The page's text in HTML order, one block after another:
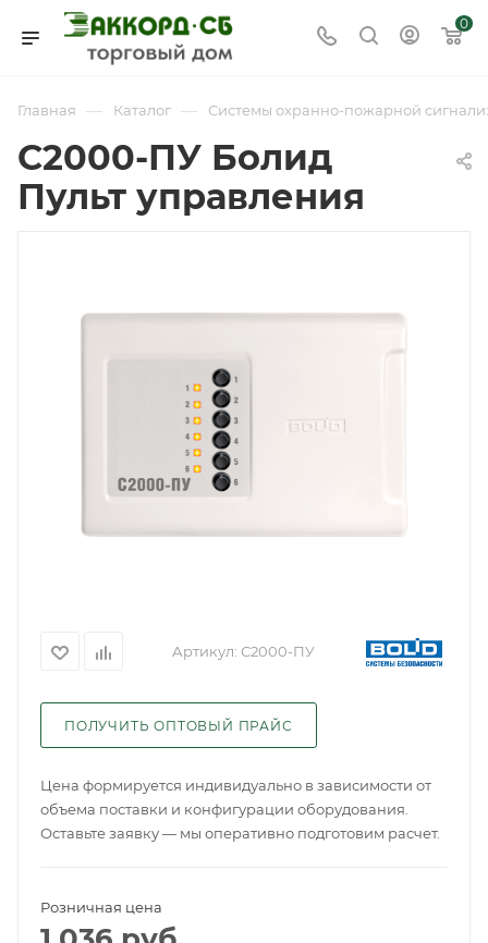
0
Главная — Каталог — Системы охранно-пожарной
С2000-ПУ Болид
Пульт управления
Артикул: С2000-ПУ
ПОЛУЧИТЬ ОПТОВЫЙ ПРАЙС
Цена формируется индивидуально в зависимости от
объема поставки и конфигурации оборудования.
Оставьте заявку — мы оперативно подготовим расчет.
Розничная цена